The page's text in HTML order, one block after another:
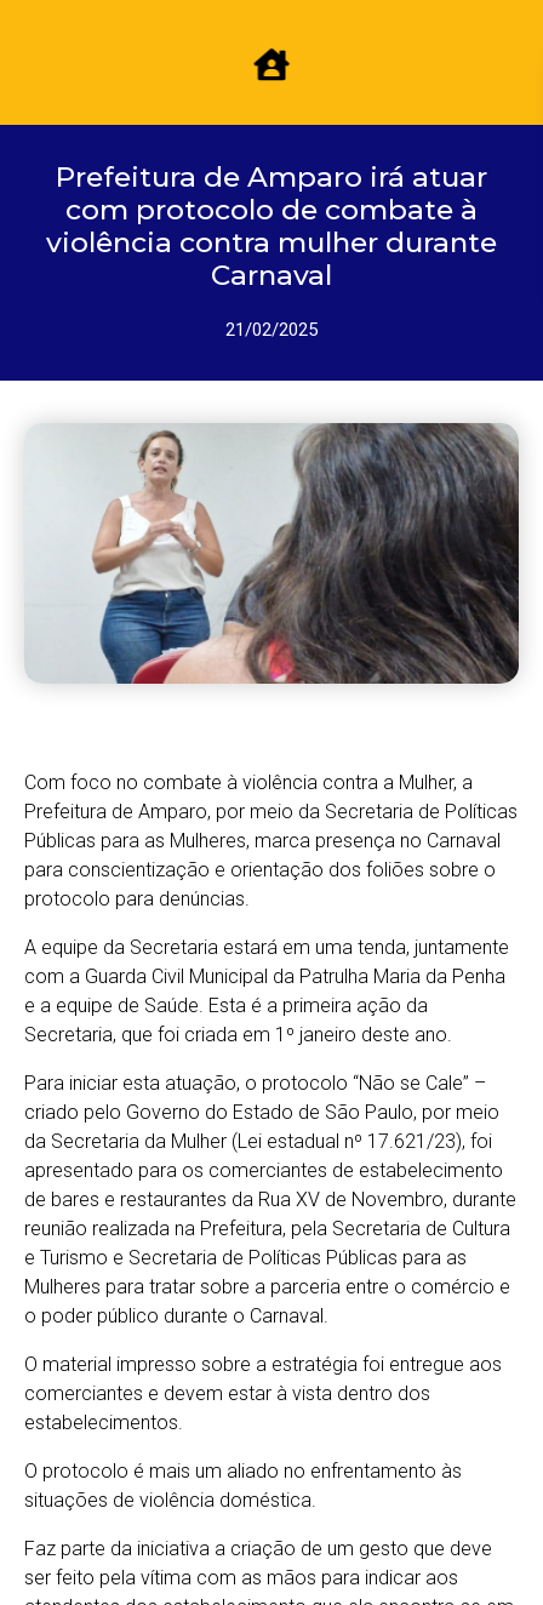
Prefeitura de Amparo irá atuar
com protocolo de combate à
violência contra mulher durante
Carnaval
21/02/2025
Com foco no combate à violência contra a Mulher, a
Prefeitura de Amparo, por meio da Secretaria de Políticas
Públicas para as Mulheres, marca presença no Carnaval
para conscientização e orientação dos foliões sobre o
protocolo para denúncias.
A equipe da Secretaria estará em uma tenda, juntamente
com a Guarda Civil Municipal da Patrulha Maria da Penha
e a equipe de Saúde. Esta é a primeira ação da
Secretaria, que foi criada em 1º janeiro deste ano.
Para iniciar esta atuação, o protocolo “Não se Cale” –
criado pelo Governo do Estado de São Paulo, por meio
da Secretaria da Mulher (Lei estadual nº 17.621/23), foi
apresentado para os comerciantes de estabelecimento
de bares e restaurantes da Rua XV de Novembro, durante
reunião realizada na Prefeitura, pela Secretaria de Cultura
e Turismo e Secretaria de Políticas Públicas para as
Mulheres para tratar sobre a parceria entre o comércio e
o poder público durante o Carnaval.
O material impresso sobre a estratégia foi entregue aos
comerciantes e devem estar à vista dentro dos
estabelecimentos.
O protocolo é mais um aliado no enfrentamento às
situações de violência doméstica.
Faz parte da iniciativa a criação de um gesto que deve
ser feito pela vítima com as mãos para indicar aos